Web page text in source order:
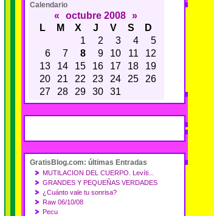
Calendario
« octubre 2008
»
L
M X J V S
D
1
2 3 4
5
6
7 8 9 10 11
12
13
14 15 16 17 18
19
20
21 22 23 24 25
26
27
28 29 30 31
GratisBlog.com: últimas Entradas
MUTILACION DEL CUERPO. Levíti...
GRANDES Y PEQUEÑAS VERDADES
¿Cuánto vale tu sonrisa?
Raw 06/10/08
Pecu